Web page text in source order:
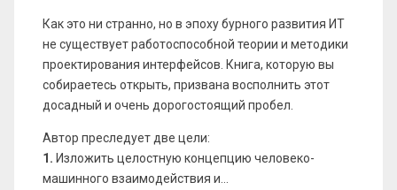
Как это ни странно, но в эпоху бурного развития ИТ
не существует работоспособной теории и методики
проектирования интерфейсов. Книга, которую вы
собираетесь открыть, призвана восполнить этот
досадный и очень дорогостоящий пробел.
Автор преследует две цели:
1. Изложить целостную концепцию человеко-
машинного взаимодействия и…